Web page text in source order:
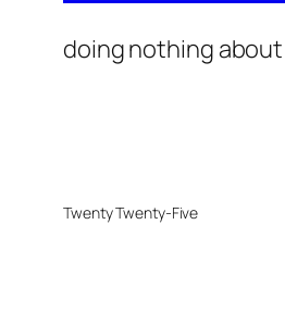
doing nothing
Twenty Twenty-Five